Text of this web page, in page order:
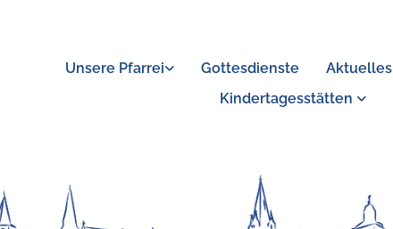
Unsere Pfarrei Gottesdienste Aktuelles
Kindertagesstätten